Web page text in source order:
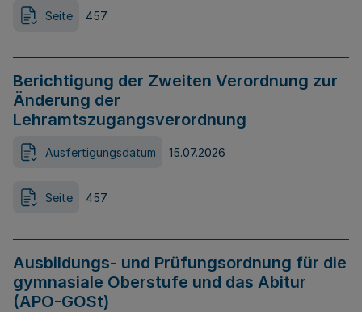
Seite 457
Berichtigung der Zweiten Verordnung zur
Änderung der
Lehramtszugangsverordnung
Ausfertigungsdatum 15.07.2026
Seite 457
Ausbildungs- und Prüfungsordnung für die
gymnasiale Oberstufe und das Abitur
(APO-GOSt)